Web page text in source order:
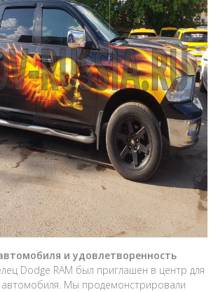
и удовлетворенность
Dodge RAM был приглашен в центр для
автомобиля. Мы продемонстрировали